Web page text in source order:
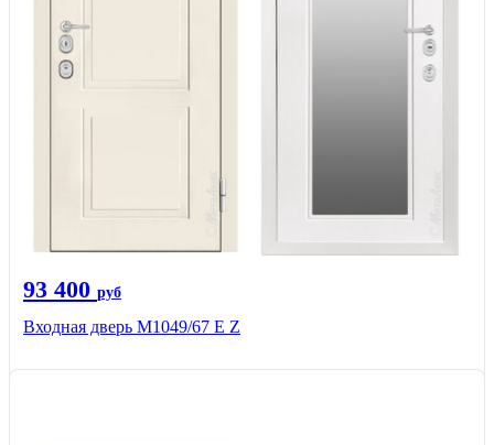
93 400 руб
Входная дверь М1049/67 Е Z